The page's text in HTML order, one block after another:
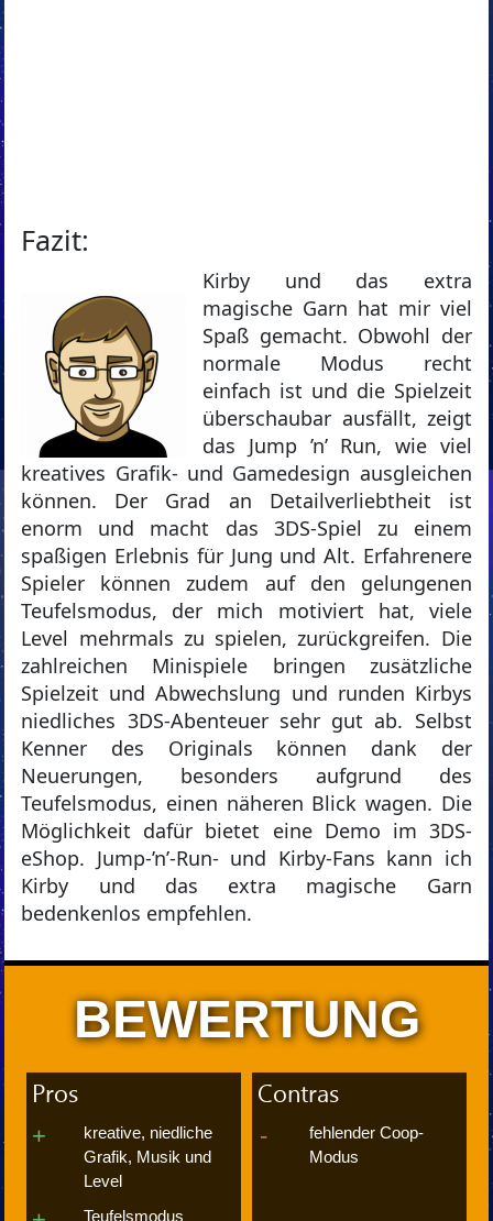
Fazit:
Kirby und das extra
magische Garn hat mir viel
Spaß gemacht. Obwohl der
normale Modus recht
einfach ist und die Spielzeit
überschaubar ausfällt, zeigt
das Jump ’n’ Run, wie viel
kreatives Grafik- und Gamedesign ausgleichen
können. Der Grad an Detailverliebtheit ist
enorm und macht das 3DS-Spiel zu einem
spaßigen Erlebnis für Jung und Alt. Erfahrenere
Spieler können zudem auf den gelungenen
Teufelsmodus, der mich motiviert hat, viele
Level mehrmals zu spielen, zurückgreifen. Die
zahlreichen Minispiele bringen zusätzliche
Spielzeit und Abwechslung und runden Kirbys
niedliches 3DS-Abenteuer sehr gut ab. Selbst
Kenner des Originals können dank der
Neuerungen, besonders aufgrund des
Teufelsmodus, einen näheren Blick wagen. Die
Möglichkeit dafür bietet eine Demo im 3DS-
eShop. Jump-’n’-Run- und Kirby-Fans kann ich
Kirby und das extra magische Garn
bedenkenlos empfehlen.
BEWERTUNG
Pros
kreative, niedliche
Grafik, Musik und
Level
Teufelsmodus
Contras
fehlender Coop-
Modus